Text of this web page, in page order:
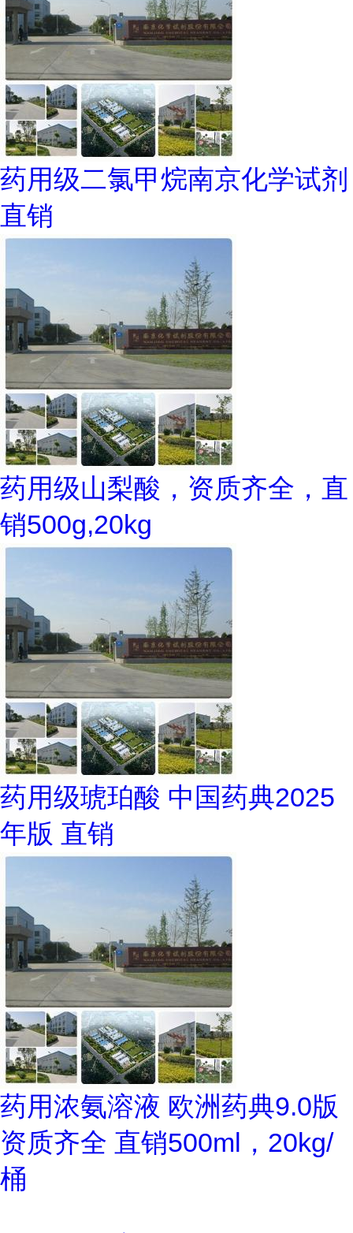
药用级二氯甲烷南京化学试剂
直销
药用级山梨酸，资质齐全，直
销500g,20kg
药用级琥珀酸 中国药典2025
年版 直销
药用浓氨溶液 欧洲药典9.0版
资质齐全 直销500ml，20kg/
桶